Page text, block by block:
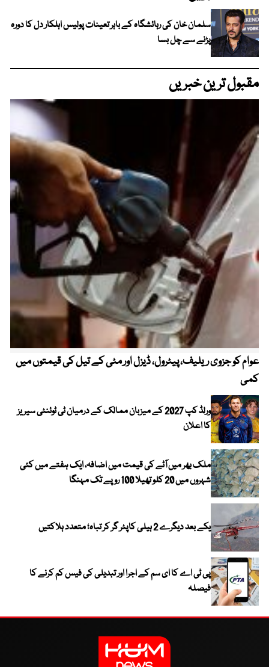
سلمان خان کی رہائشگاہ کے باہر تعینات پولیس اہلکار دل کا دورہ
پڑنے سے چل بسا
مقبول ترین خبریں
عوام کو جزوی ریلیف، پیٹرول، ڈیزل اور مٹی کے تیل کی قیمتوں میں
کمی
ورلڈ کپ 2027 کے میزبان ممالک کے درمیان ٹی ٹوئنٹی سیریز
کا اعلان
ملک بھر میں آٹے کی قیمت میں اضافہ، ایک ہفتے میں کئی
شہروں میں 20 کلو تھیلا 100 روپے تک مہنگا
یکے بعد دیگرے 2 ہیلی کاپٹر گر کر تباہ؛ متعدد ہلاکتیں
پی ٹی اے کا ای سم کے اجرا اور تبدیلی کی فیس کم کرنے کا
فیصلہ